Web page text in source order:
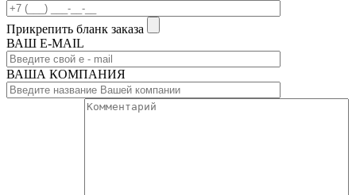
Прикрепить бланк заказа
ВАШ Е-МAIL
ВАША КОМПАНИЯ